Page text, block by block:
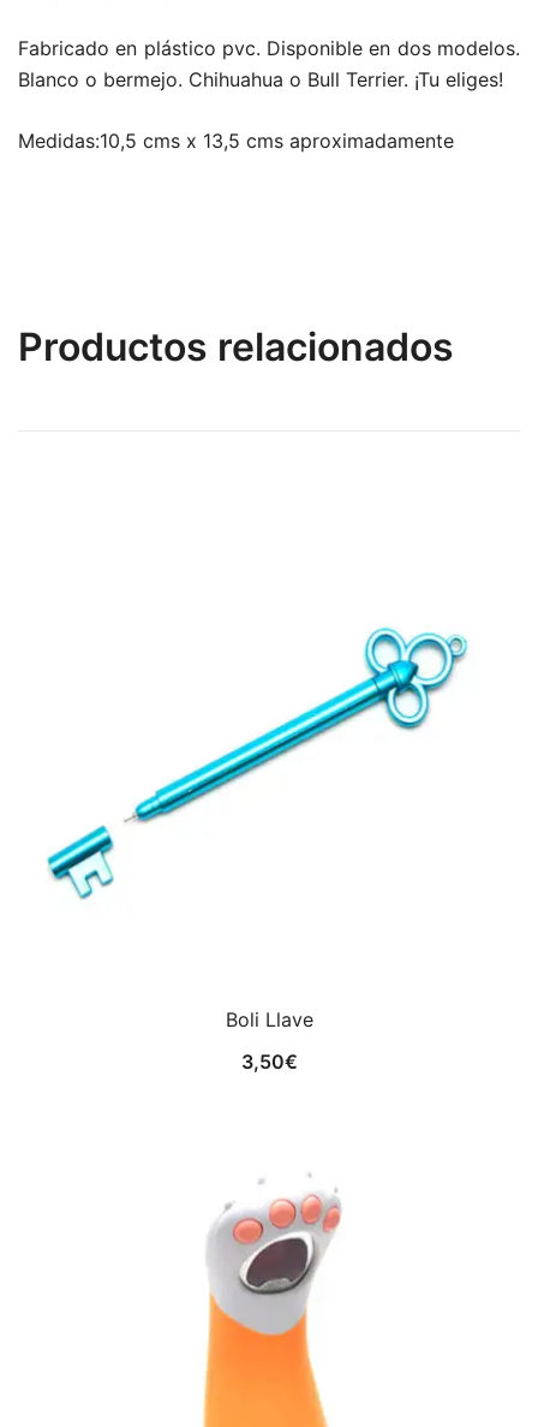
Fabricado en plástico pvc. Disponible en dos modelos.
Blanco o bermejo. Chihuahua o Bull Terrier. ¡Tu eliges!
Medidas:10,5 cms x 13,5 cms aproximadamente
Productos relacionados
Boli Llave
3,50€